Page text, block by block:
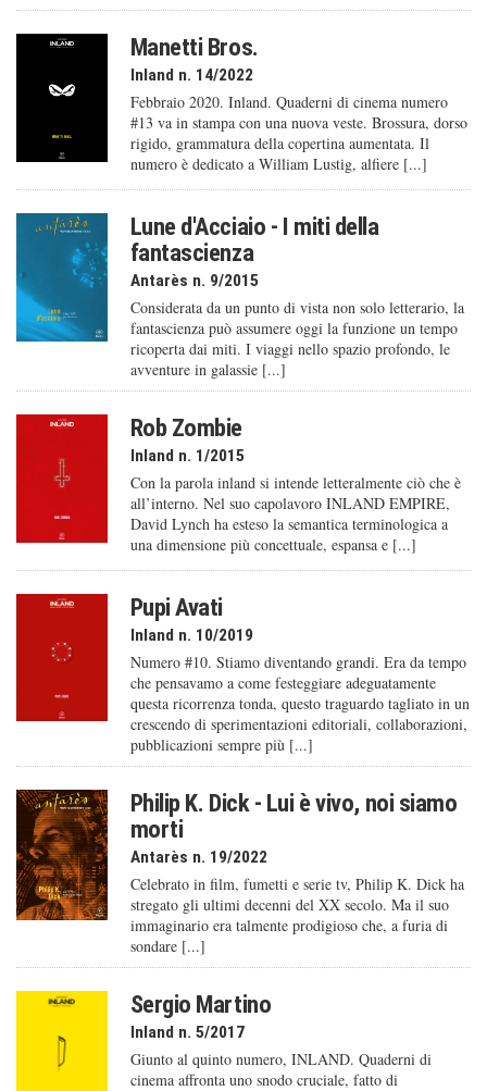
Manetti Bros.
Inland n. 14/2022
Febbraio 2020. Inland. Quaderni di cinema numero
#13 va in stampa con una nuova veste. Brossura, dorso
rigido, grammatura della copertina aumentata. Il
numero è dedicato a William Lustig, alfiere [...]
Lune d'Acciaio - I miti della
fantascienza
Antarès n. 9/2015
Considerata da un punto di vista non solo letterario, la
fantascienza può assumere oggi la funzione un tempo
ricoperta dai miti. I viaggi nello spazio profondo, le
avventure in galassie [...]
Rob Zombie
Inland n. 1/2015
Con la parola inland si intende letteralmente ciò che è
all’interno. Nel suo capolavoro INLAND EMPIRE,
David Lynch ha esteso la semantica terminologica a
una dimensione più concettuale, espansa e [...]
Pupi Avati
Inland n. 10/2019
Numero #10. Stiamo diventando grandi. Era da tempo
che pensavamo a come festeggiare adeguatamente
questa ricorrenza tonda, questo traguardo tagliato in un
crescendo di sperimentazioni editoriali, collaborazioni,
pubblicazioni sempre più [...]
Philip K. Dick - Lui è vivo, noi siamo
morti
Antarès n. 19/2022
Celebrato in film, fumetti e serie tv, Philip K. Dick ha
stregato gli ultimi decenni del XX secolo. Ma il suo
immaginario era talmente prodigioso che, a furia di
sondare [...]
Sergio Martino
Inland n. 5/2017
Giunto al quinto numero, INLAND. Quaderni di
cinema affronta uno snodo cruciale, fatto di